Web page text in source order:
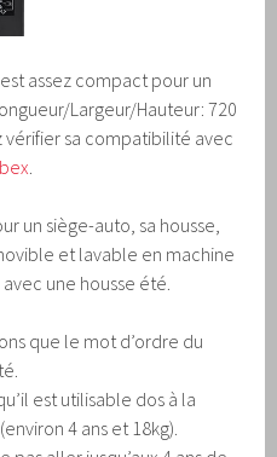
assez compact pour un
Largeur/Hauteur: 720
vérifier sa compatibilité avec
un siège-auto, sa housse,
et lavable en machine
une housse été.
que le mot d’ordre du
est utilisable dos à la
4 ans et 18kg).